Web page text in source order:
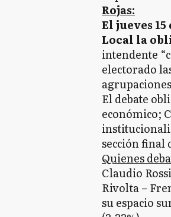
Rojas:
El jueves
Local la
intendente
electorado
El debate
económico;
sección final
Quienes
Claudio
Rivolta –
su espacio